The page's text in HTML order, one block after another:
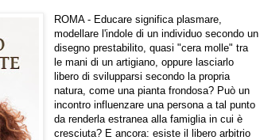
ROMA - Educare significa plasmare,
modellare l'indole di un individuo secondo un
disegno prestabilito, quasi "cera molle" tra
le mani di un artigiano, oppure lasciarlo
libero di svilupparsi secondo la propria
natura, come una pianta frondosa? Può un
incontro influenzare una persona a tal punto
da renderla estranea alla famiglia in cui è
cresciuta? E ancora: esiste il libero arbitrio